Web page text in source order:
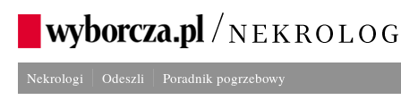
Nekrologi Odeszli Poradnik pogrzebowy